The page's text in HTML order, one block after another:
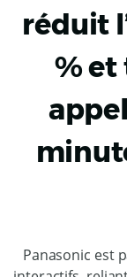
réduit
% et
Panasonic est